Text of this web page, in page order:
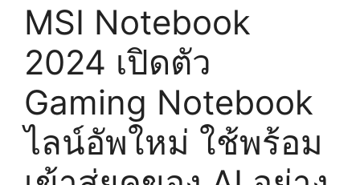
MSI Notebook
2024 เปิดตัว
Gaming Notebook
ไลน์อัพใหม่ ใช้พร้อม